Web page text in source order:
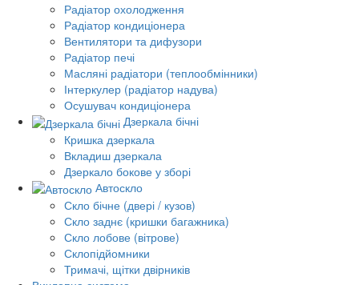
Радіатор охолодження
Радіатор кондиціонера
Вентилятори та дифузори
Радіатор печі
Масляні радіатори (теплообмінники)
Інтеркулер (радіатор надува)
Осушувач кондиціонера
Дзеркала бічні
Кришка дзеркала
Вкладиш дзеркала
Дзеркало бокове у зборі
Автоскло
Скло бічне (двері / кузов)
Скло заднє (кришки багажника)
Скло лобове (вітрове)
Склопідйомники
Тримачі, щітки двірників